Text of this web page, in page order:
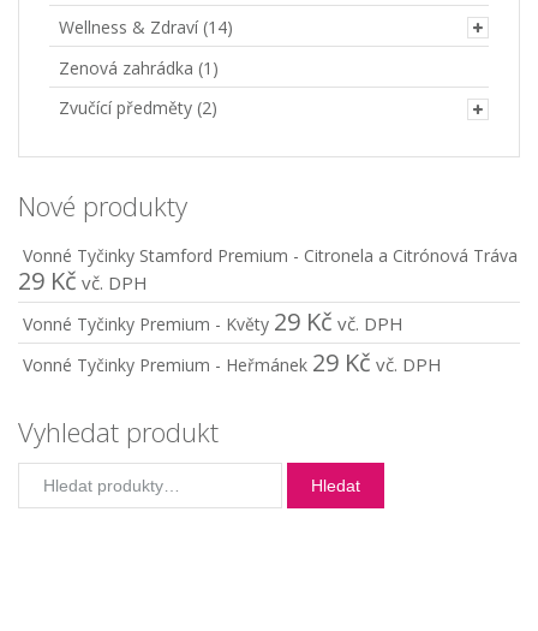
Wellness & Zdraví (14)
Zenová zahrádka (1)
Zvučící předměty (2)
Nové produkty
Vonné Tyčinky Stamford Premium - Citronela a Citrónová Tráva
29 Kč vč. DPH
Vonné Tyčinky Premium - Květy 29 Kč vč. DPH
Vonné Tyčinky Premium - Heřmánek 29 Kč vč. DPH
Vyhledat produkt
Hledat: Hledat